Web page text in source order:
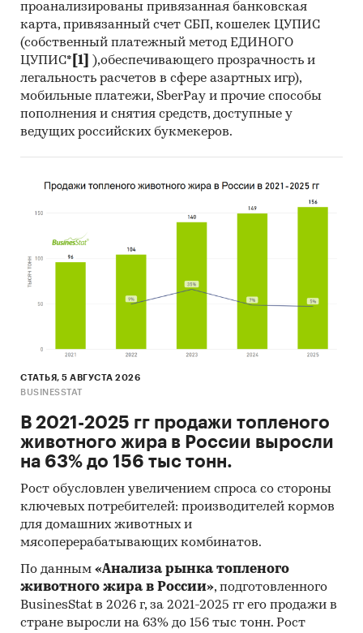
проанализированы привязанная банковская
карта, привязанный счет СБП, кошелек ЦУПИС
(собственный платежный метод ЕДИНОГО
ЦУПИС* [1]
),обеспечивающего прозрачность и
легальность расчетов в сфере азартных игр),
мобильные платежи, SberPay и прочие способы
пополнения и снятия средств, доступные у
ведущих российских букмекеров.
СТАТЬЯ, 5 АВГУСТА 2026
BUSINESSTAT
В 2021-2025 гг продажи топленого
животного жира в России выросли
на 63% до 156 тыс тонн.
Рост обусловлен увеличением спроса со стороны
ключевых потребителей: производителей кормов
для домашних животных и
мясоперерабатывающих комбинатов.
По данным «Анализа рынка топленого
животного жира в России», подготовленного
BusinesStat в 2026 г, за 2021-2025 гг его продажи в
стране выросли на 63% до 156 тыс тонн. Рост